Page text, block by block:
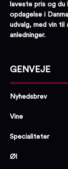
laveste pris og du
opdagelse i
udvalg, med vin til
anledninger.
GENVEJE
Nyhedsbrev
Vine
Specialiteter
Øl